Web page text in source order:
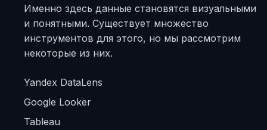
Именно здесь данные становятся визуальными
и понятными. Существует множество
инструментов для этого, но мы рассмотрим
некоторые из них.
Yandex DataLens
Google Looker
Tableau